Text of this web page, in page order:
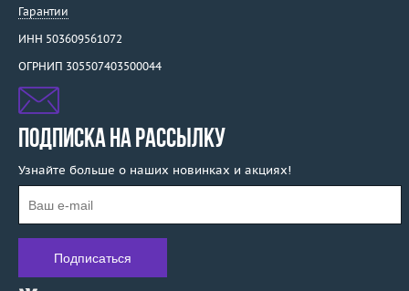
Гарантии
ИНН 503609561072
ОГРНИП 305507403500044
ПОДПИСКА НА РАССЫЛКУ
Узнайте больше о наших новинках и акциях!